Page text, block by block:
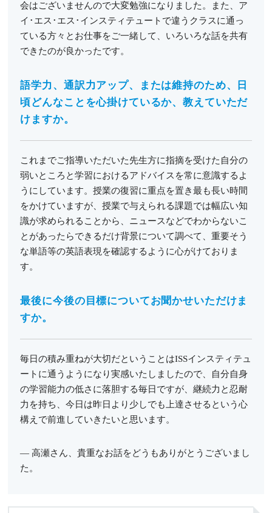
会はございませんので大変勉強になりました。また、ア
イ･エス･エス･インスティテュートで違うクラスに通っ
ている方々とお仕事をご一緒して、いろいろな話を共有
できたのが良かったです。
語学力、通訳力アップ、または維持のため、日
頃どんなことを心掛けているか、教えていただ
けますか。
これまでご指導いただいた先生方に指摘を受けた自分の
弱いところと学習におけるアドバイスを常に意識するよ
うにしています。授業の復習に重点を置き最も長い時間
をかけていますが、授業で与えられる課題では幅広い知
識が求められることから、ニュースなどでわからないこ
とがあったらできるだけ背景について調べて、重要そう
な単語等の英語表現を確認するように心がけておりま
す。
最後に今後の目標についてお聞かせいただけま
すか。
毎日の積み重ねが大切だということはISSインスティテュ
ートに通うようになり実感いたしましたので、自分自身
の学習能力の低さに落胆する毎日ですが、継続力と忍耐
力を持ち、今日は昨日より少しでも上達させるという心
構えで前進していきたいと思います。
高瀬さん、貴重なお話をどうもありがとうございまし
た。